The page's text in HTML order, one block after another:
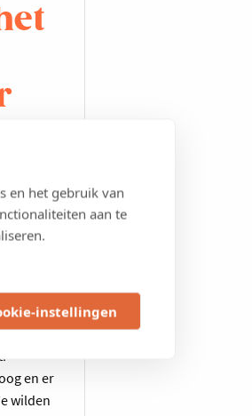
en het gebruik van
aan te
instellingen
en er
wilden